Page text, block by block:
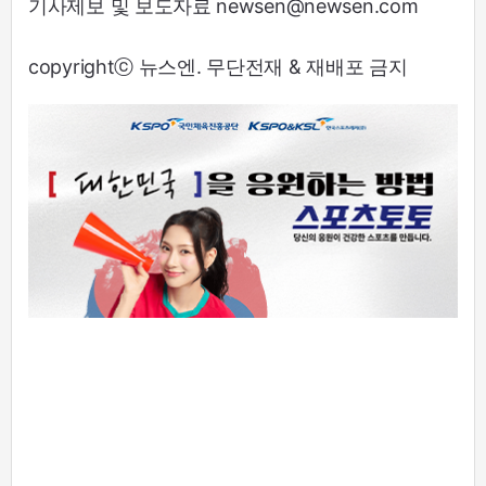
기사제보 및 보도자료 newsen@newsen.com
copyrightⓒ 뉴스엔. 무단전재 & 재배포 금지